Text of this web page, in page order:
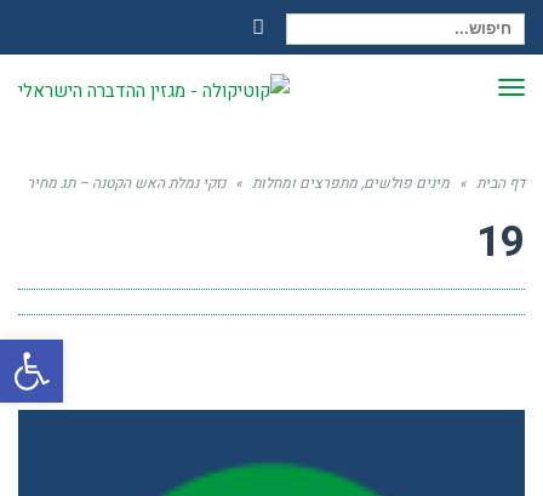
חיפוש עבור:
Facebook
תפריט
דף הבית » מינים פולשים, מתפרצים ומחלות » נזקי נמלת האש הקטנה – תג מחיר
19